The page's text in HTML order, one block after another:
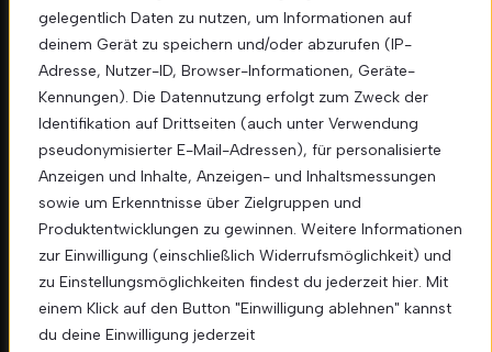
gelegentlich Daten zu nutzen, um Informationen auf
deinem Gerät zu speichern und/oder abzurufen (IP-
Adresse, Nutzer-ID, Browser-Informationen, Geräte-
Kennungen). Die Datennutzung erfolgt zum Zweck der
Identifikation auf Drittseiten (auch unter Verwendung
pseudonymisierter E-Mail-Adressen), für personalisierte
Anzeigen und Inhalte, Anzeigen- und Inhaltsmessungen
sowie um Erkenntnisse über Zielgruppen und
Produktentwicklungen zu gewinnen. Weitere Informationen
zur Einwilligung (einschließlich Widerrufsmöglichkeit) und
zu Einstellungsmöglichkeiten findest du jederzeit hier. Mit
einem Klick auf den Button "Einwilligung ablehnen" kannst
du deine Einwilligung jederzeit
Deutscher Kundenservice
Direkter Kontakt u00fcber unser Kontaktformular
Bleiben Sie informiert
Erhalten Sie exklusive Angebote und Neuigkeiten
direkt in Ihr Postfach.
Anmelden